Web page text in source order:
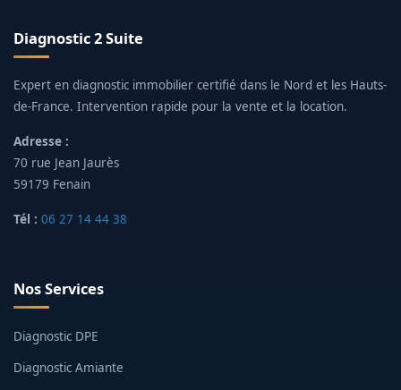
Diagnostic 2 Suite
Expert en diagnostic immobilier certifié dans le Nord et les Hauts-
de-France. Intervention rapide pour la vente et la location.
Adresse :
70 rue Jean Jaurès
59179 Fenain
Tél : 06 27 14 44 38
Nos Services
Diagnostic DPE
Diagnostic Amiante